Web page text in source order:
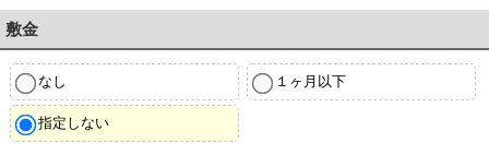
敷金
なし １ヶ月以下
指定しない